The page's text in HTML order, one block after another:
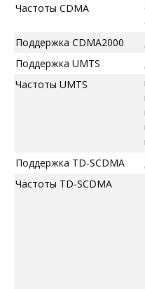
Частоты CDMA
Поддержка CDMA2000
Поддержка UMTS
Частоты UMTS
Поддержка TD-SCDMA
Частоты TD-SCDMA